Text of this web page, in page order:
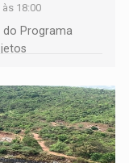
18:00
do Programa
feita até 1º de